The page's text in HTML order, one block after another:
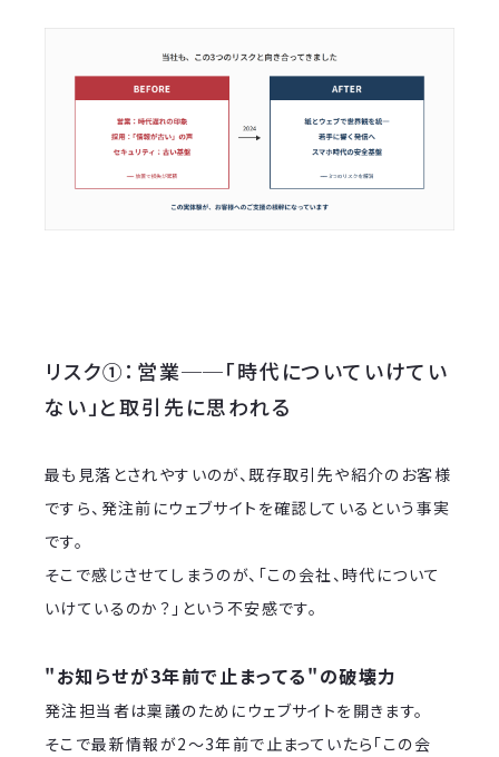
リスク①：営業──「時代についていけてい
ない」と取引先に思われる
最も見落とされやすいのが、既存取引先や紹介のお客様
ですら、発注前にウェブサイトを確認しているという事実
です。
そこで感じさせてしまうのが、「この会社、時代について
いけているのか？」という不安感です。
"お知らせが3年前で止まってる"の破壊力
発注担当者は稟議のためにウェブサイトを開きます。
そこで最新情報が2〜3年前で止まっていたら「この会